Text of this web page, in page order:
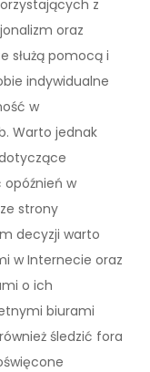
z
oraz
służą pomocą i
indywidualne
w
Warto jednak
w
strony
decyzji warto
w Internecie oraz
o ich
biurami
śledzić fora